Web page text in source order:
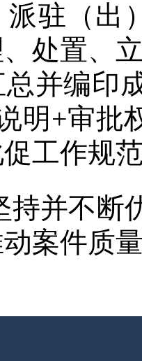
驻（出
处置、
并编印
明+审批
工作规
持并不断
案件质